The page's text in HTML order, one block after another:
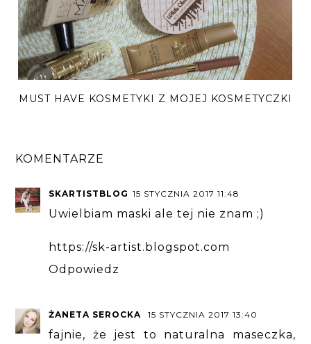
MUST HAVE KOSMETYKI Z MOJEJ KOSMETYCZKI
KOMENTARZE
SKARTISTBLOG 15 STYCZNIA 2017 11:48
Uwielbiam maski ale tej nie znam ;)
https://sk-artist.blogspot.com
Odpowiedz
ŻANETA SEROCKA 15 STYCZNIA 2017 13:40
fajnie, że jest to naturalna maseczka,